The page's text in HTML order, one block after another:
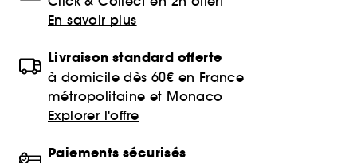
En savoir plus
Livraison standard offerte
à domicile dès 60€ en France
métropolitaine et Monaco
Explorer l'offre
Paiements sécurisés